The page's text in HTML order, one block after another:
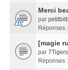
Merci
par
Réponses :
[magie
par 7Tigers
Réponses :